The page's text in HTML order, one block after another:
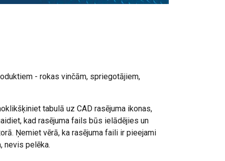
- rokas vinčām, spriegotājiem,
tabulā uz CAD rasējuma ikonas,
kad rasējuma fails būs ielādējies un
Ņemiet vērā, ka rasējuma faili ir pieejami
nevis pelēka.